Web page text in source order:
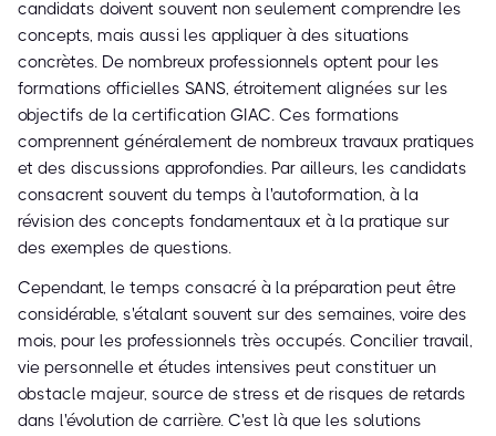
candidats doivent souvent non seulement comprendre les
concepts, mais aussi les appliquer à des situations
concrètes. De nombreux professionnels optent pour les
formations officielles SANS, étroitement alignées sur les
objectifs de la certification GIAC. Ces formations
comprennent généralement de nombreux travaux pratiques
et des discussions approfondies. Par ailleurs, les candidats
consacrent souvent du temps à l'autoformation, à la
révision des concepts fondamentaux et à la pratique sur
des exemples de questions.
Cependant, le temps consacré à la préparation peut être
considérable, s'étalant souvent sur des semaines, voire des
mois, pour les professionnels très occupés. Concilier travail,
vie personnelle et études intensives peut constituer un
obstacle majeur, source de stress et de risques de retards
dans l'évolution de carrière. C'est là que les solutions